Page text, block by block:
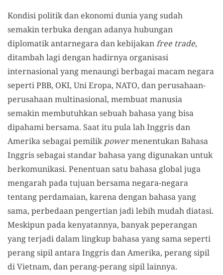
Kondisi politik dan ekonomi dunia yang sudah
semakin terbuka dengan adanya hubungan
diplomatik antarnegara dan kebijakanfree trade,
ditambah lagi dengan hadirnya organisasi
internasional yang menaungi berbagai macam negara
seperti PBB, OKI, Uni Eropa, NATO, dan perusahaan-
perusahaan multinasional, membuat manusia
semakin membutuhkan sebuah bahasa yang bisa
dipahami bersama. Saat itu pula lah Inggris dan
Amerika sebagai pemilikpowermenentukan Bahasa
Inggris sebagai standar bahasa yang digunakan untuk
berkomunikasi. Penentuan satu bahasa global juga
mengarah pada tujuan bersama negara-negara
tentang perdamaian, karena dengan bahasa yang
sama, perbedaan pengertian jadi lebih mudah diatasi.
Meskipun pada kenyatannya, banyak peperangan
yang terjadi dalam lingkup bahasa yang sama seperti
perang sipil antara Inggris dan Amerika, perang sipil
di Vietnam, dan perang-perang sipil lainnya.